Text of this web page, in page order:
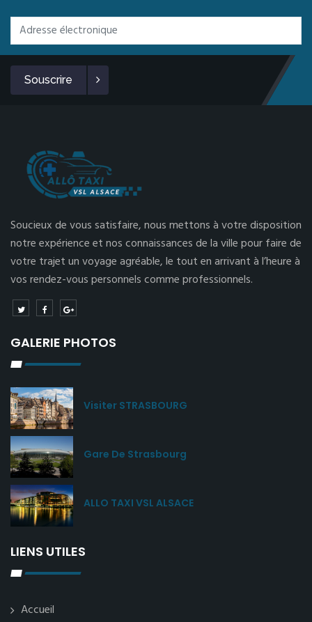
Souscrire
Soucieux de vous satisfaire, nous mettons à votre disposition
notre expérience et nos connaissances de la ville pour faire de
votre trajet un voyage agréable, le tout en arrivant à l’heure à
vos rendez-vous personnels comme professionnels.
GALERIE PHOTOS
Visiter STRASBOURG
Gare De Strasbourg
ALLO TAXI VSL ALSACE
LIENS UTILES
Accueil